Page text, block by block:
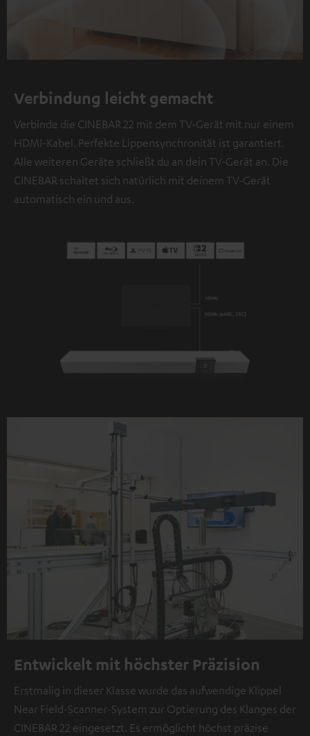
Verbindung leicht gemacht
Verbinde die CINEBAR 22 mit dem TV-Gerät mit nur einem
HDMI-Kabel. Perfekte Lippensynchronität ist garantiert.
Alle weiteren Geräte schließt du an dein TV-Gerät an. Die
CINEBAR schaltet sich natürlich mit deinem TV-Gerät
automatisch ein und aus.
Entwickelt mit höchster Präzision
Erstmalig in dieser Klasse wurde das aufwendige Klippel
Near Field-Scanner-System zur Optierung des Klanges der
CINEBAR 22 eingesetzt. Es ermöglicht höchst präzise